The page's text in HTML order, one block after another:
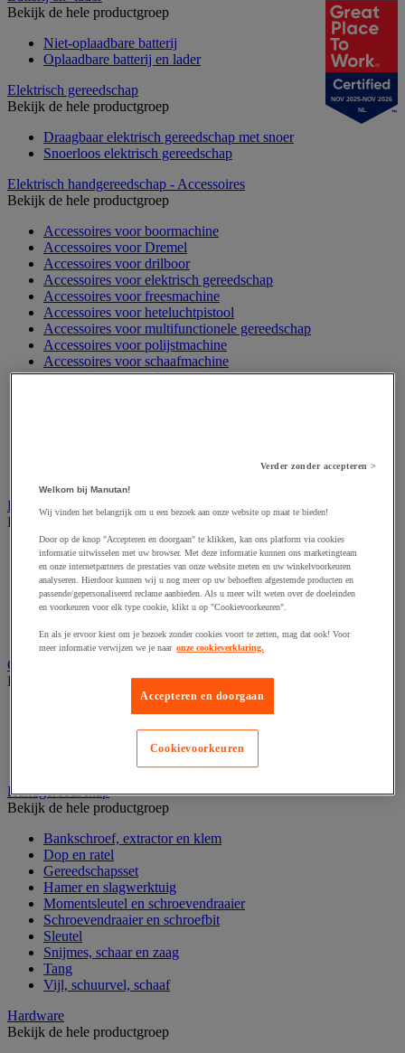
Bekijk de hele productgroep
Niet-oplaadbare batterij
Oplaadbare batterij en lader
Elektrisch gereedschap
Bekijk de hele productgroep
Draagbaar elektrisch gereedschap met snoer
Snoerloos elektrisch gereedschap
Elektrisch handgereedschap - Accessoires
Bekijk de hele productgroep
Accessoires voor boormachine
Accessoires voor Dremel
Accessoires voor drilboor
Accessoires voor elektrisch gereedschap
Accessoires voor freesmachine
Accessoires voor heteluchtpistool
Accessoires voor multifunctionele gereedschap
Accessoires voor polijstmachine
Accessoires voor schaafmachine
Accessoires voor schroevendraaier
Elektrische toebehoren en verlichting
Bekijk de hele productgroep
Accessoires voor elektrisch schakelpaneel
Batterij, oplader en kabel
Elektrische kabel
Elektrische uitrusting
Wandcontactdoos en schakelaar
Gereedschap opbergen
Bekijk de hele productgroep
Assortimentsdoos en gereedschapkoffer
Gereedschapskist en opbergtas
Gereedschapskoffer en versterkte kist
Handgereedschap
Bekijk de hele productgroep
Bankschroef, extractor en klem
Dop en ratel
Gereedschapsset
Hamer en slagwerktuig
Momentsleutel en schroevendraaier
Schroevendraaier en schroefbit
Sleutel
Snijmes, schaar en zaag
Tang
Vijl, schuurvel, schaaf
Hardware
Bekijk de hele productgroep
NOV 2025-NOV 2026
NL
Verder zonder accepteren >
Welkom bij Manutan!
Wij vinden het belangrijk om u een bezoek aan onze website op maat te bieden!
Door op de knop "Accepteren en doorgaan" te klikken, kan ons platform via cookies
informatie uitwisselen met uw browser. Met deze informatie kunnen ons marketingteam
en onze internetpartners de prestaties van onze website meten en uw winkelvoorkeuren
analyseren. Hierdoor kunnen wij u nog meer op uw behoeften afgestemde producten en
passende/gepersonaliseerd reclame aanbieden. Als u meer wilt weten over de doeleinden
en voorkeuren voor elk type cookie, klikt u op "Cookievoorkeuren".
En als je ervoor kiest om je bezoek zonder cookies voort te zetten, mag dat ook! Voor
meer informatie verwijzen we je naar onze cookieverklaring.
Accepteren en doorgaan
Cookievoorkeuren